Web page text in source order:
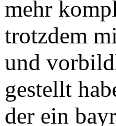
mehr
trotzdem
und
gestellt
der ein